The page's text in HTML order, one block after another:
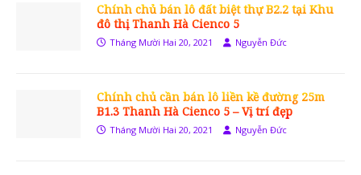
Chính chủ bán lô đất biệt thự B2.2 tại Khu
đô thị Thanh Hà Cienco 5
Tháng Mười Hai 20, 2021 Nguyễn Đức
Chính chủ cần bán lô liền kề đường 25m
B1.3 Thanh Hà Cienco 5 – Vị trí đẹp
Tháng Mười Hai 20, 2021 Nguyễn Đức